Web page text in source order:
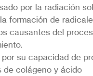
por la radiación
formación de
causantes del
su capacidad de
de colágeno y ácido